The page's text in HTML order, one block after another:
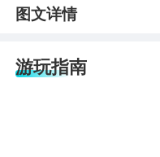
图文详情
游玩指南